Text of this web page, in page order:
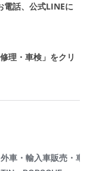
電話、公式LINEに
理・車検」をクリ